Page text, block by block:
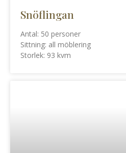
Snöflingan
Antal: 50 personer
Sittning: all möblering
Storlek: 93 kvm